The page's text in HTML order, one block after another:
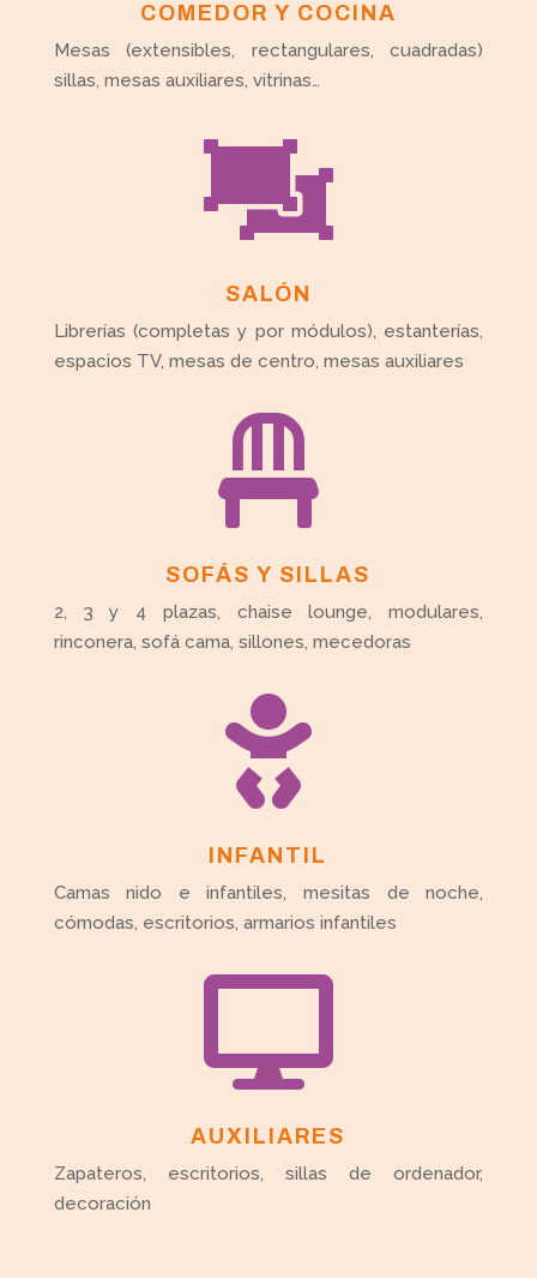
COMEDOR Y COCINA
Mesas (extensibles, rectangulares, cuadradas)
sillas, mesas auxiliares, vitrinas…

SALÓN
Librerías (completas y por módulos), estanterías,
espacios TV, mesas de centro, mesas auxiliares

SOFÁS Y SILLAS
2, 3 y 4 plazas, chaise lounge, modulares,
rinconera, sofá cama, sillones, mecedoras

INFANTIL
Camas nido e infantiles, mesitas de noche,
cómodas, escritorios, armarios infantiles

AUXILIARES
Zapateros, escritorios, sillas de ordenador,
decoración